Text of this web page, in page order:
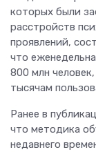
которых были
расстройств
проявлений,
что
800 млн
тысячам
Ранее в
что методика
недавнего